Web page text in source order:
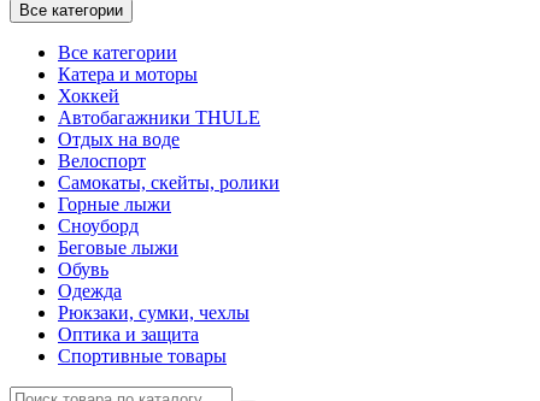
Все категории
Все категории
Катера и моторы
Хоккей
Автобагажники THULE
Отдых на воде
Велоспорт
Самокаты, скейты, ролики
Горные лыжи
Сноуборд
Беговые лыжи
Обувь
Одежда
Рюкзаки, сумки, чехлы
Оптика и защита
Спортивные товары